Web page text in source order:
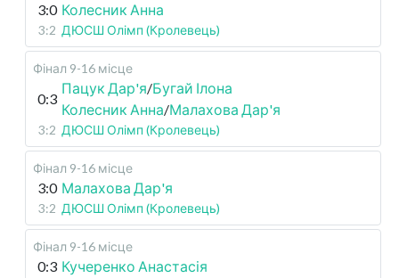
3:0 Колесник Анна
3:2 ДЮСШ Олімп (Кролевець)
Фінал 9-16 місце
0:3
Пацук Дар'я/Бугай Ілона
Колесник Анна/Малахова Дар'я
3:2 ДЮСШ Олімп (Кролевець)
Фінал 9-16 місце
3:0 Малахова Дар'я
3:2 ДЮСШ Олімп (Кролевець)
Фінал 9-16 місце
0:3 Кучеренко Анастасія